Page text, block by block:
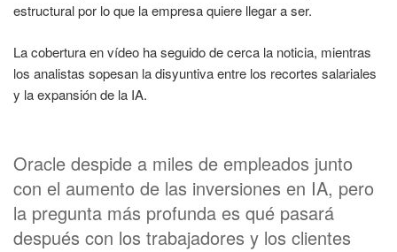
estructural por lo que la empresa quiere llegar a ser.
La cobertura en vídeo ha seguido de cerca la noticia, mientras
los analistas sopesan la disyuntiva entre los recortes salariales
y la expansión de la IA.
Oracle despide a miles de empleados junto
con el aumento de las inversiones en IA, pero
la pregunta más profunda es qué pasará
después con los trabajadores y los clientes